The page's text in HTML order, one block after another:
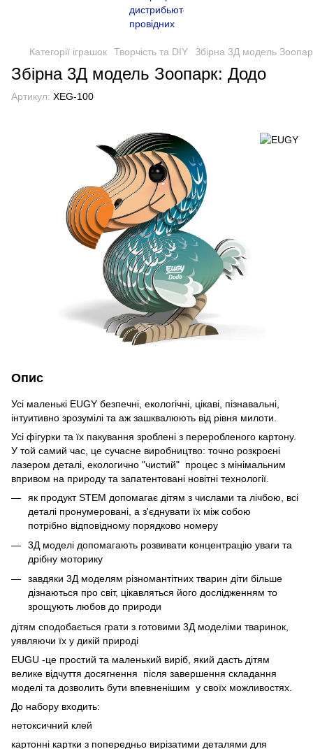
Категорії іграшок Творчість та DIY Збірна 3Д модель
Збірна 3Д модель Зоопарк: Додо
Артикул: XEG-100
Опис
Усі маленькі EUGY безпечні, екологічні, цікаві, пізнавальні,
інтуитивно зрозумілі та аж зашквалюють від рівня милоти.
Усі фігурки та їх пакування зроблені з переробленого картону.
У той самий час, це сучасне виробництво: точно розкроєні
лазером деталі, екологично "чистий" процес з мінімальним
впривом на природу та запатентовані новітні технології.
як продукт STEM допомагає дітям з числами та лічбою, всі
деталі пронумеровані, а з'єднувати їх між собою
потрібно відповідному порядково номеру
3Д моделі допомагають розвивати концентрацію уваги та
дрібну моторику
завдяки 3Д моделям різномантітних тварин діти більше
дізнаються про світ, цікавляться його дослідженням то
зрощують любов до природи
дітям сподобається грати з готовими 3Д моделіми тваринок,
уявляючи їх у дикій природі
EUGU -це простий та маленький виріб, який дасть дітям
велике відчуття досягнення після завершення складання
моделі та дозволить бути впевненішим у своїх можливостях.
До набору входить:
нетоксичний клей
картонні картки з попередньо вирізатими деталями для